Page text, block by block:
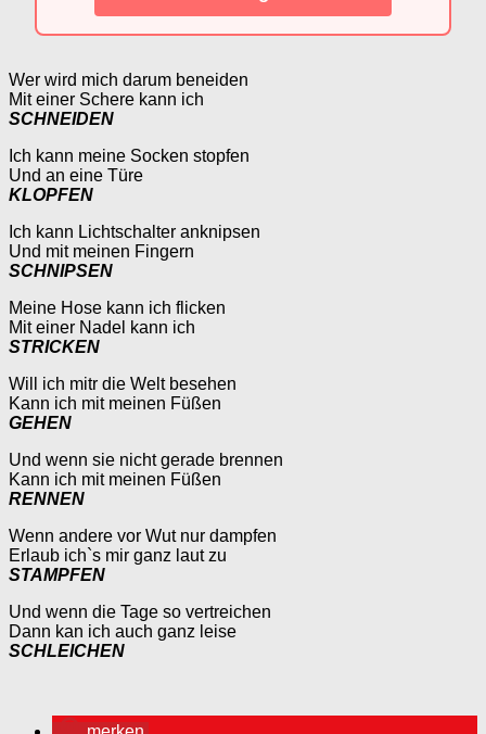
Wer wird mich darum beneiden
Mit einer Schere kann ich
SCHNEIDEN
Ich kann meine Socken stopfen
Und an eine Türe
KLOPFEN
Ich kann Lichtschalter anknipsen
Und mit meinen Fingern
SCHNIPSEN
Meine Hose kann ich flicken
Mit einer Nadel kann ich
STRICKEN
Will ich mitr die Welt besehen
Kann ich mit meinen Füßen
GEHEN
Und wenn sie nicht gerade brennen
Kann ich mit meinen Füßen
RENNEN
Wenn andere vor Wut nur dampfen
Erlaub ich`s mir ganz laut zu
STAMPFEN
Und wenn die Tage so vertreichen
Dann kan ich auch ganz leise
SCHLEICHEN